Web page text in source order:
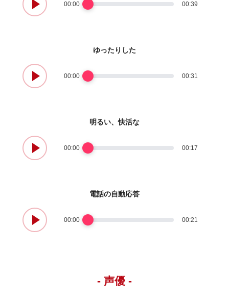
00:00 00:39
ゆったりした
00:00 00:31
明るい、快活な
00:00 00:17
電話の自動応答
00:00 00:21
- 声優 -